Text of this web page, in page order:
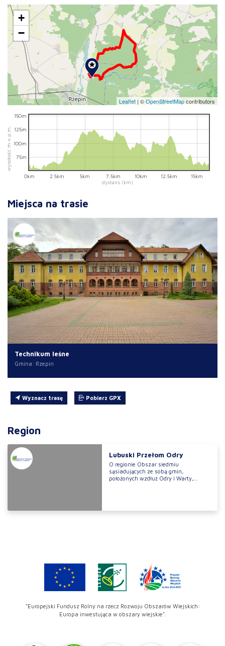
+
−
Leaflet | ©OpenStreetMapcontributors
dystans (km)
wysokość m n.p.m.
0km 2.5km 5km 7.5km 10km 12.5km 15km
75m
100m
125m
150m
Miejsca na trasie
Technikum leśne
Gmina: Rzepin
Wyznacz trasę Pobierz GPX
Region
Lubuski Przełom Odry
O regionie Obszar siedmiu
sąsiadujących ze sobą gmin,
położonych wzdłuż Odry i Warty,...
"Europejski Fundusz Rolny na rzecz Rozwoju Obszarów Wiejskich:
Europa inwestująca w obszary wiejskie".